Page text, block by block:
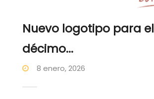
Nuevo logotipo para el
décimo...
8 enero, 2026